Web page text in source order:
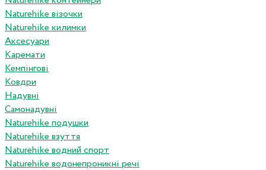
Naturehike візочки
Naturehike килимки
Аксесуари
Каремати
Кемпінгові
Ковдри
Надувні
Самонадувні
Naturehike подушки
Naturehike взуття
Naturehike водний спорт
Naturehike водонепроникні речі